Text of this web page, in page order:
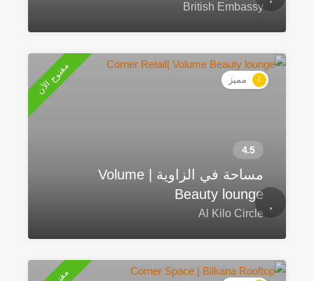
British Embassy
مميز مفتوح الآن
مساحة في الزاوية | Volume
Beauty lounge
Al Kilo Circle